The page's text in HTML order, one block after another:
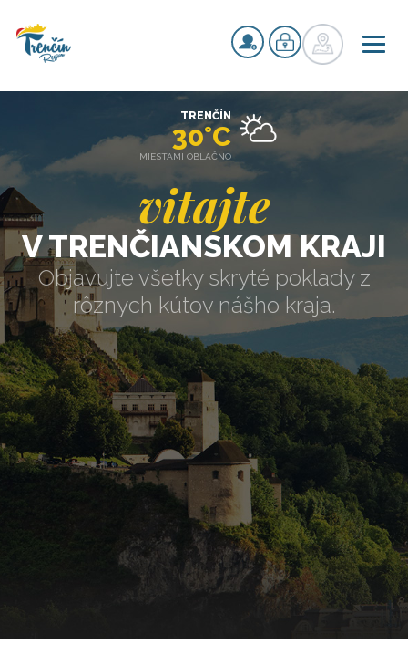
vitajte
V TRENČIANSKOM KRAJI
Objavujte všetky skryté poklady z
rôznych kútov nášho kraja.
TRENČÍN
30°C
MIESTAMI OBLAČNO